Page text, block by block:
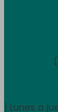
} Lunes a